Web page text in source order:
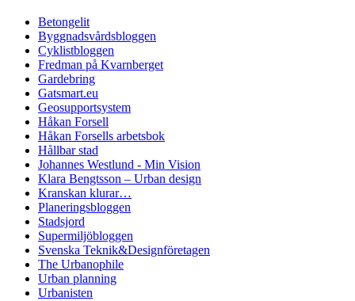
Betongelit
Byggnadsvårdsbloggen
Cyklistbloggen
Fredman på Kvarnberget
Gardebring
Gatsmart.eu
Geosupportsystem
Håkan Forsell
Håkan Forsells arbetsbok
Hållbar stad
Johannes Westlund - Min Vision
Klara Bengtsson – Urban design
Kranskan klurar…
Planeringsbloggen
Stadsjord
Supermiljöbloggen
Svenska Teknik&Designföretagen
The Urbanophile
Urban planning
Urbanisten